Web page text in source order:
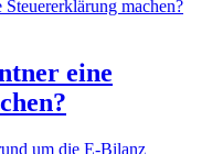
eine